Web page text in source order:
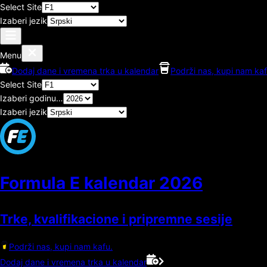
Select Site
Izaberi jezik
Menu
Dodaj dane i vremena trka u kalendar
Podrži nas, kupi nam
Select Site
Izaberi godinu…
Izaberi jezik
Formula E kalendar 2026
Trke, kvalifikacione i pripremne sesije
Podrži nas, kupi nam kafu.
Dodaj dane i vremena trka u kalendar